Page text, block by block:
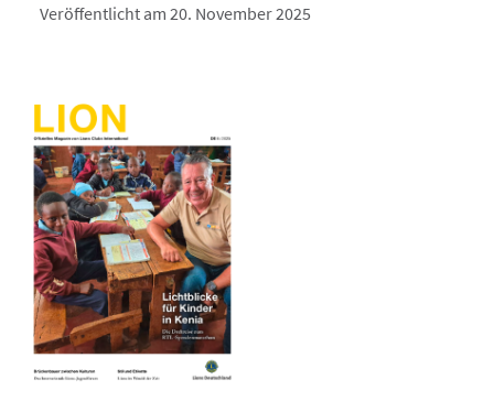
Veröffentlicht am 20. November 2025